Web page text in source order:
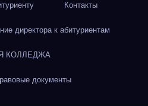
Контакты
директора к абитуриентам
КОЛЛЕДЖА
документы